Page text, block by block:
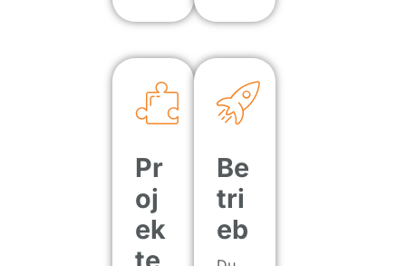
Pr
oj
ek
Be
tri
eb